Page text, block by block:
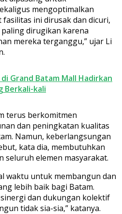
mengoptimalkan
ini dirusak dan dicuri,
dirugikan karena
mereka terganggu,” ujar Li
di Grand Batam Mall Hadirkan
Berkali-kali
terus berkomitmen
dan peningkatan kualitas
Namun, keberlangsungan
kata dia, membutuhkan
seluruh elemen masyarakat.
waktu untuk membangun dan
lebih baik bagi Batam.
dan dukungan kolektif
tidak sia-sia,” katanya.